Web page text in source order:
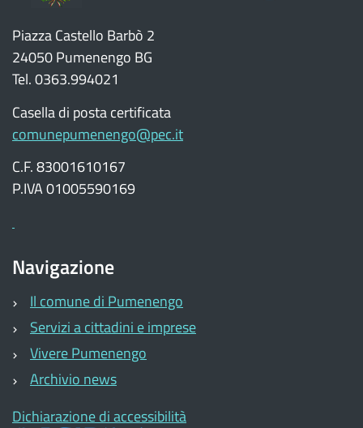
Piazza Castello Barbò 2
24050 Pumenengo BG
Tel. 0363.994021
Casella di posta certificata
comunepumenengo@pec.it
C.F. 83001610167
P.IVA 01005590169
Navigazione
Il comune di Pumenengo
Servizi a cittadini e imprese
Vivere Pumenengo
Archivio news
Dichiarazione di accessibilità